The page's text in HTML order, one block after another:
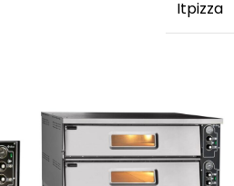
Itpizza